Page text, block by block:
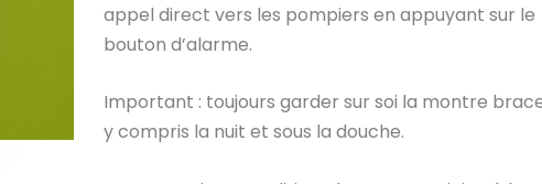
appel direct vers les pompiers en appuyant sur le
bouton d’alarme.
Important : toujours garder sur soi la montre
y compris la nuit et sous la douche.